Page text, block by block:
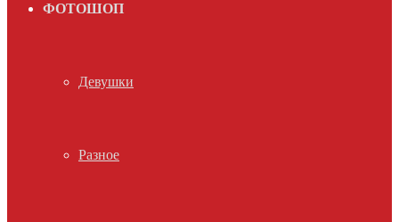
ФОТОШОП
Девушки
Разное